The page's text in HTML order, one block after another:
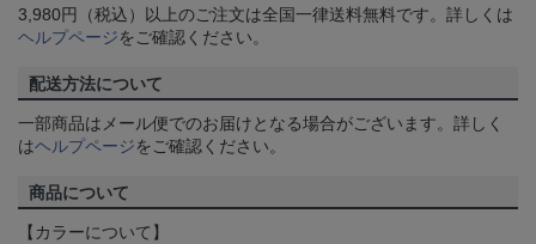
3,980円（税込）以上のご注文は全国一律送料無料です。詳しくは
ヘルプページをご確認ください。
配送方法について
一部商品はメール便でのお届けとなる場合がございます。詳しく
はヘルプページをご確認ください。
商品について
【カラーについて】